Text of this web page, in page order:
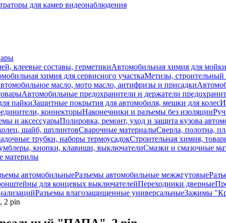
для камер видеонаблюдения
клеевые составы, герметикиАвтомобильная химия для мойки
химия для сервисного участкаМетизы,
масло, мото масло, антифризы и присадки
Автомобильные предохранители и держатели
пайкиЗащитные покрытия для автомобиля, мешки для колес
коннекторыНаконечники и разъемы без изоляции
и аксессуарыПолировка, ремонт, уход и защита кузова
шайб, шплинтовСварочные материалыСверла, полотна,
трубки, наборы термоусадокСтроительная химия,
кнопки, клавиши, выключателиСмазки и смазочные
материлы
автомобильныеРазъемы автомобильные межжгутовые
для концевых выключателейПереходники дверные
Разъемы влагозащищенные универсальныеЗажимы
2 pin